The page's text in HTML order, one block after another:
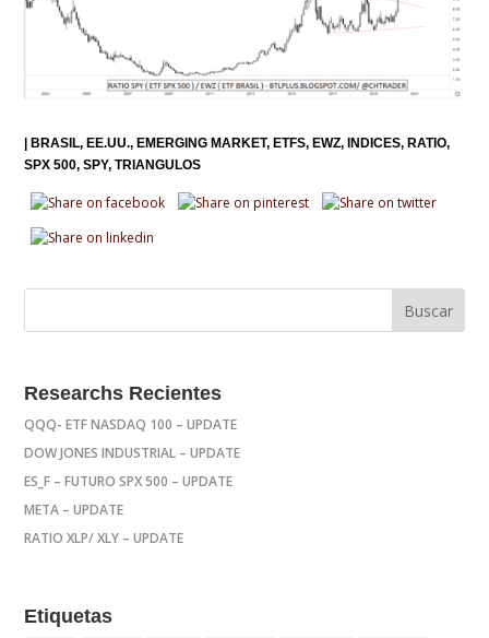
BRASIL EE.UU. EMERGING MARKET ETFS EWZ INDICES RATIO
SPX 500 SPY TRIANGULOS
Researchs Recientes
QQQ- ETF NASDAQ 100 – UPDATE
DOW JONES INDUSTRIAL – UPDATE
ES_F – FUTURO SPX 500 – UPDATE
META – UPDATE
RATIO XLP/ XLY – UPDATE
Etiquetas